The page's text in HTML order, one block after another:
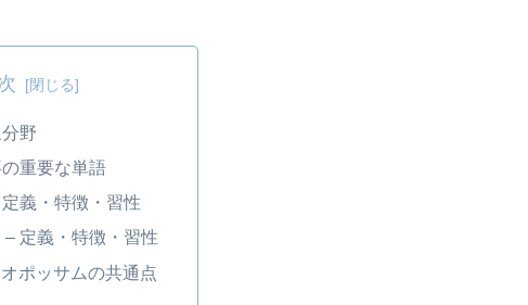
野
重要な単語
義・特徴・習性
– 定義・特徴・習性
ポッサムの共通点